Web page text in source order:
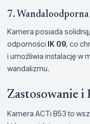
7.
Kamera posiada solidną,
odporności IK 09, co
i umożliwia instalację w
wandalizmu.
Zastosowanie i
Kamera ACTi B53 to